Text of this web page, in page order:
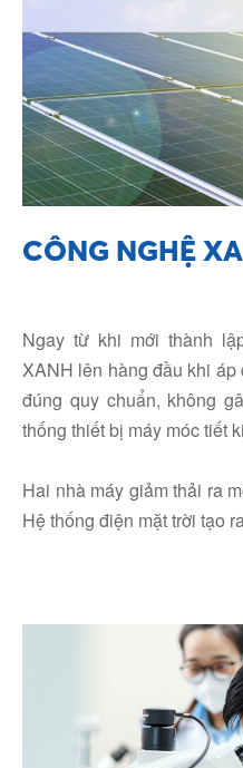
CÔNG NGHỆ
Ngay từ khi mới thành
XANH lên hàng đầu khi
đúng quy chuẩn, không
thống thiết bị máy móc tiết
Hai nhà máy giảm thải ra
Hệ thống điện mặt trời tạo